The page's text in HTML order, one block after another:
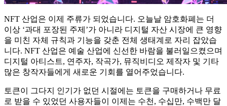
NFT 산업은 이제 주류가 되었습니다. 오늘날 암호화폐는 더
이상 ‘과대 포장된 주제’가 아니라 디지털 자산 시장에 큰 영향
을 미친 자체 규칙과 기능을 갖춘 전체 생태계로 자리 잡았습
니다. NFT 산업은 예술 산업에 신선한 바람을 불러일으켰으며
디지털 아티스트, 연주자, 작곡가, 뮤직비디오 제작자 및 기타
많은 창작자들에게 새로운 기회를 열어주었습니다.
토큰이 그다지 인기가 없던 시절에는 토큰을 구매하거나 무료
로 받을 수 있었던 사용자들이 이제는 수천, 수십만, 수백만 달